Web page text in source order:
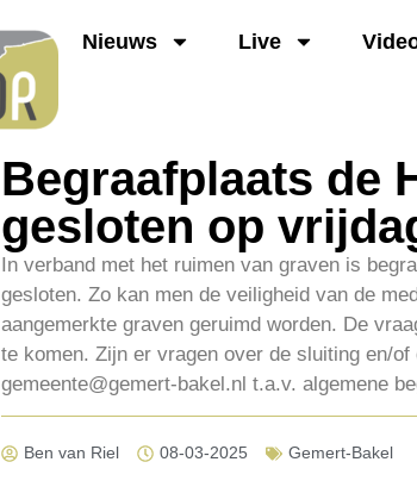
Nieuws Live
Begraafplaats de
gesloten op
In verband met het ruimen van graven is
gesloten. Zo kan men de veiligheid van de
aangemerkte graven geruimd worden. De
te komen. Zijn er vragen over de sluiting en/
gemeente@gemert-bakel.nl t.a.v. algemene
Ben van Riel 08-03-2025 Gemert-Bakel